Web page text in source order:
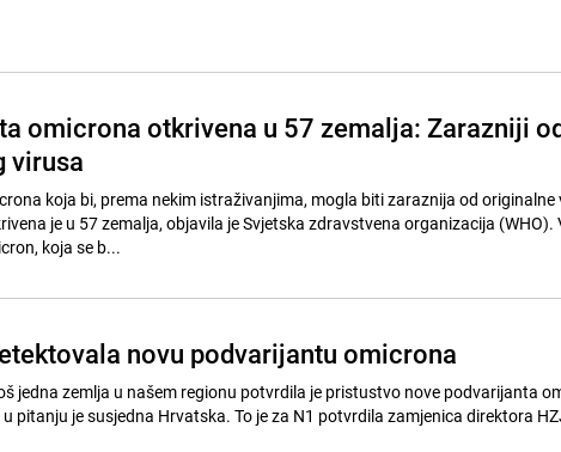
omicrona otkrivena u 57 zemalja: Zarazniji
virusa
koja bi, prema nekim istraživanjima, mogla biti zaraznija od originalne
je u 57 zemalja, objavila je Svjetska zdravstvena organizacija (WHO).
koja se b...
novu podvarijantu omicrona
jedna zemlja u našem regionu potvrdila je pristustvo nove podvarijanta
u pitanju je susjedna Hrvatska. To je za N1 potvrdila zamjenica direktora